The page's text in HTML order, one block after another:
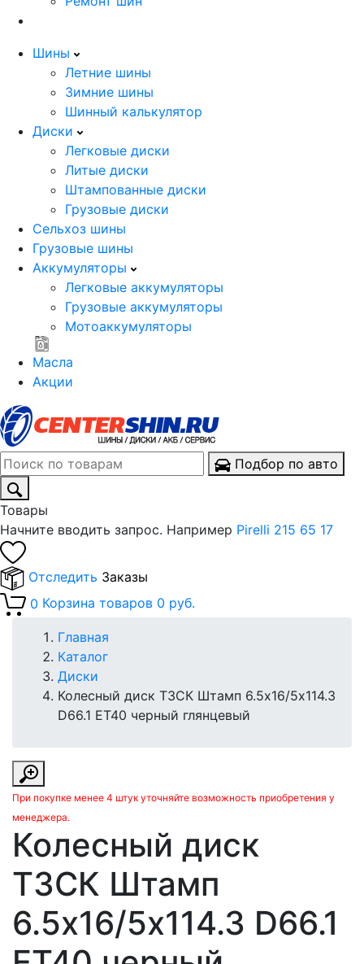
Шины
Летние шины
Зимние шины
Шинный калькулятор
Диски
Легковые диски
Литые диски
Штампованные диски
Грузовые диски
Сельхоз шины
Грузовые шины
Аккумуляторы
Легковые аккумуляторы
Грузовые аккумуляторы
Мотоаккумуляторы
Масла
Акции
Подбор по авто
Товары
Начните вводить запрос. Например Pirelli 215 65 17
Отследить Заказы
0 Корзина товаров 0 руб.
Главная
Каталог
Диски
Колесный диск ТЗСК Штамп 6.5х16/5х114.3
D66.1 ET40 черный глянцевый
При покупке менее 4 штук уточняйте возможность приобретения у
менеджера.
Колесный диск
ТЗСК Штамп
6.5х16/5х114.3 D66.1